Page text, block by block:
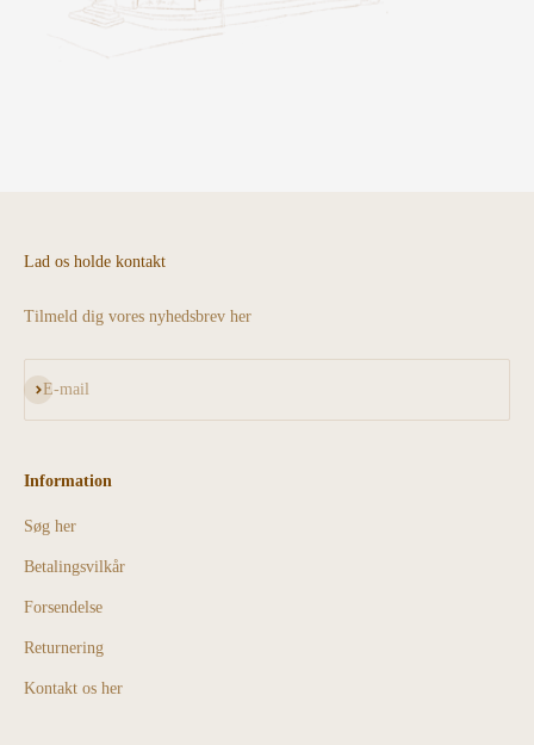
Lad os holde kontakt
Tilmeld dig vores nyhedsbrev her
E-mail
Abonnér
Information
Søg her
Betalingsvilkår
Forsendelse
Returnering
Kontakt os her